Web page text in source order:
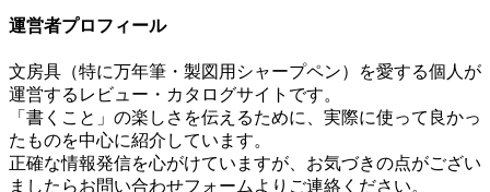
¥6,050
運営者プロフィール
文房具（特に万年筆・製図用シャープペン）を愛する個人が
運営するレビュー・カタログサイトです。
「書くこと」の楽しさを伝えるために、実際に使って良かっ
たものを中心に紹介しています。
正確な情報発信を心がけていますが、お気づきの点がござい
ましたらお問い合わせフォームよりご連絡ください。